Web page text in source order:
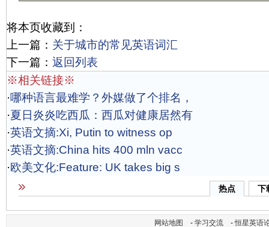
将本页收藏到：
上一篇： 关于城市的常见英语词汇
下一篇： 返回列表
※相关链接※
·哪种语言最难学？外媒做了个排名，
·夏日炎炎吃西瓜：西瓜对健康居然有
·英语文摘:Xi, Putin to witness op
·英语文摘:China hits 400 mln vacc
·欧美文化:Feature: UK takes big s
热点 下
网站地图 - 学习交流 -恒星英语